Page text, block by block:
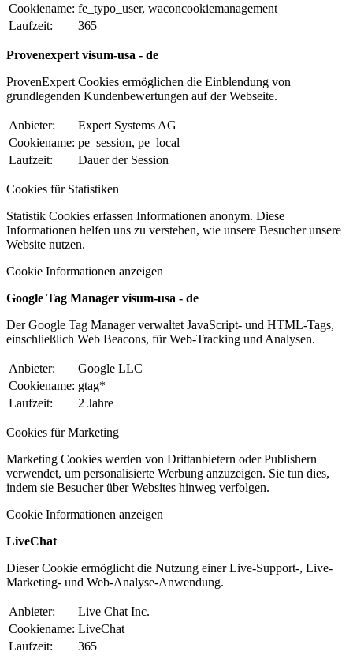
Cookiename: fe_typo_user, waconcookiemanagement
Laufzeit:
365
Provenexpert visum-usa - de
ProvenExpert Cookies ermöglichen die Einblendung von
grundlegenden Kundenbewertungen auf der Webseite.
Anbieter:
Expert Systems AG
Cookiename: pe_session, pe_local
Laufzeit:
Dauer der Session
Cookies für Statistiken
Statistik Cookies erfassen Informationen anonym. Diese
Informationen helfen uns zu verstehen, wie unsere Besucher unsere
Website nutzen.
Cookie Informationen anzeigen
Google Tag Manager visum-usa - de
Der Google Tag Manager verwaltet JavaScript- und HTML-Tags,
einschließlich Web Beacons, für Web-Tracking und Analysen.
Anbieter:
Google LLC
Cookiename: gtag*
Laufzeit:
2 Jahre
Cookies für Marketing
Marketing Cookies werden von Drittanbietern oder Publishern
verwendet, um personalisierte Werbung anzuzeigen. Sie tun dies,
indem sie Besucher über Websites hinweg verfolgen.
Cookie Informationen anzeigen
LiveChat
Dieser Cookie ermöglicht die Nutzung einer Live-Support-, Live-
Marketing- und Web-Analyse-Anwendung.
Anbieter:
Live Chat Inc.
Cookiename: LiveChat
Laufzeit:
365